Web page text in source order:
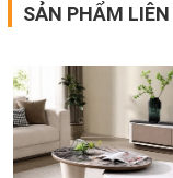
SẢN PHẨM